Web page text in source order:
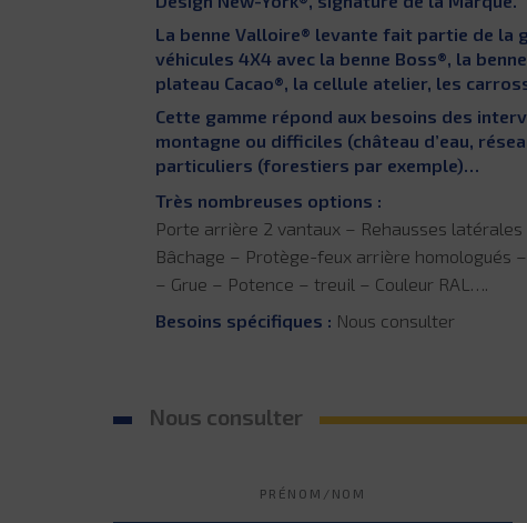
La benne Valloire® levante fait partie de la
véhicules 4X4 avec la benne Boss®, la
plateau Cacao®, la cellule atelier, les
Cette gamme répond aux besoins des
montagne ou difficiles (château d’eau,
particuliers (forestiers par exemple)…
Très nombreuses options :
Porte arrière 2 vantaux – Rehausses
Bâchage – Protège-feux arrière homologués
– Grue – Potence – treuil – Couleur RAL….
Besoins spécifiques : Nous consulter
Nous consulter